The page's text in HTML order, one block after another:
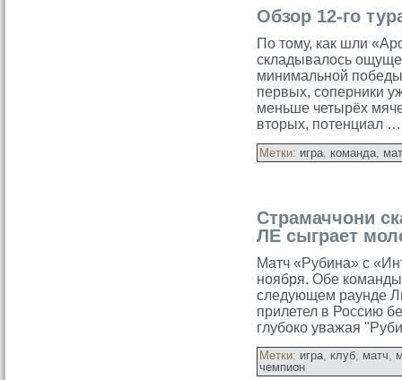
Обзор 12-го
По тому, как шли
складывалοсь
минимальной победы
первых, соперники
меньше четырёх
вторых, потенциал …
Метки: игра, команда,
Страмаччони
ЛЕ сыграет
Матч «Рубина» с
ноября. Обе
следующем раунде
прилетел в Россию
глубоко уважая
Метки: игра, клуб, матч,
чемпион